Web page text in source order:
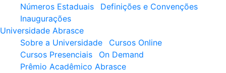
Números Estaduais
Definições e Convenções
Inaugurações
Universidade Abrasce
Sobre a Universidade
Cursos Online
Cursos Presenciais
On Demand
Prêmio Acadêmico Abrasce